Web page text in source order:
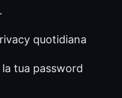
quotidiana
tua password